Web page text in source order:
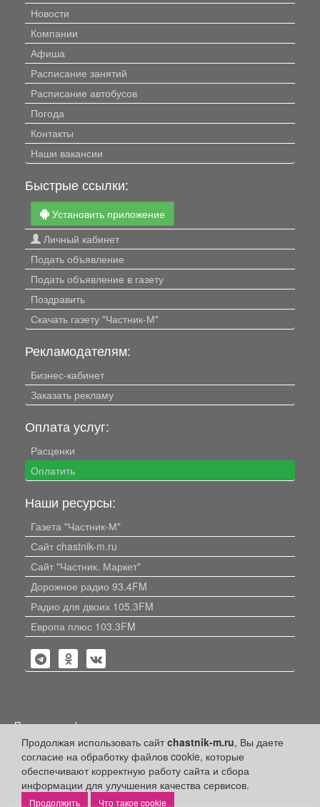
Продолжая использовать сайтchastnik-m.ru, Вы даете
согласие на обработку файлов cookie, которые
обеспечивают корректную работу сайта и сбора
информации для улучшения качества сервисов.
Что такое cookie
Новости
Компании
Афиша
Расписание занятий
Расписание автобусов
Погода
Контакты
Наши вакансии
Быстрые ссылки:
Установить приложение
Личный кабинет
Подать объявление
Подать объявление в газету
Поздравить
Скачать газету "Частник-М"
Рекламодателям:
Бизнес-кабинет
Заказать рекламу
Оплата услуг:
Расценки
Оплатить
Наши ресурсы:
Газета "Частник-М"
Сайт chastnik-m.ru
Сайт "Частник. Маркет"
Дорожное радио 93.4FM
Радио для двоих 105.3FM
Европа плюс 103.3FM
Политика конфиденциальности
Публикации с пометкой «Реклама», «На правах рекламы»,
«Партнёрский проект» оплачены рекламодателем.
Редакция сайта не несет ответственности за достоверность
информации, содержащейся в рекламных материалах и
объявлениях.